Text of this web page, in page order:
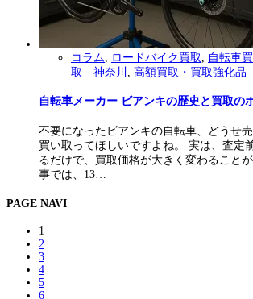
コラム ロードバイク買取 自転車
取 神奈川
高額買取・買取強化品
自転車メーカー ビアンキの歴史と買取の
不要になったビアンキの自転車、どうせ
買い取ってほしいですよね。 実は、査定
るだけで、買取価格が大きく変わること
事では、13…
PAGE NAVI
1
2
3
4
5
6